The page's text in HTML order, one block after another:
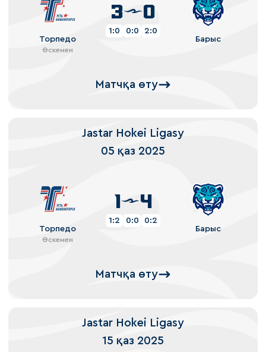
Торпедо
Өскемен
3 0
1:0 0:0
2:0
Барыс
Матчқа өту
Jastar Hokei Ligasy
05 қаз 2025
Торпедо
Өскемен
1 4
1:2 0:0
0:2
Барыс
Матчқа өту
Jastar Hokei Ligasy
15 қаз 2025